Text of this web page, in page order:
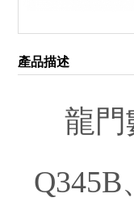
產品描述
龍門